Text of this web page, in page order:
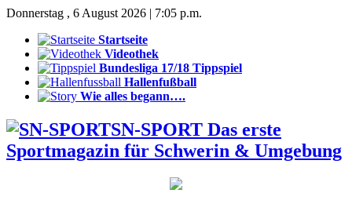
Donnerstag , 6 August 2026 | 7:05 p.m.
Startseite
Videothek
Bundesliga 17/18 Tippspiel
Hallenfußball
Wie alles begann….
SN-SPORT Das erste
Sportmagazin für Schwerin & Umgebung